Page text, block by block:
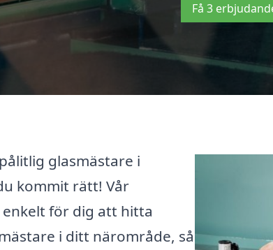
Få 3
glasmästare i
kommit rätt! Vår
för dig att hitta
i ditt närområde, så